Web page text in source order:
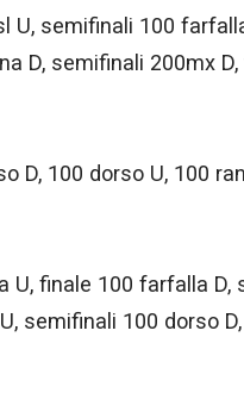
U, semifinali 100
D, semifinali 200mx
D, 100 dorso U, 100
U, finale 100 farfalla
semifinali 100 dorso